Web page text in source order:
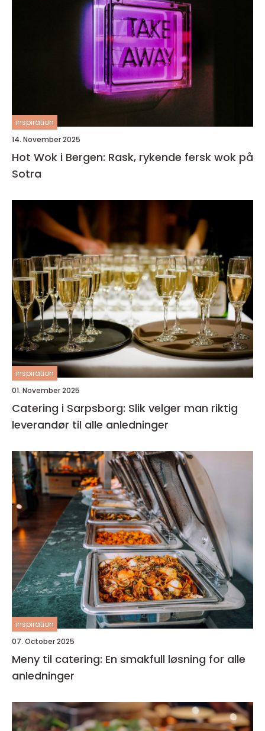
inspiration
14. November 2025
Hot Wok i Bergen: Rask, rykende fersk wok på
Sotra
inspiration
01. November 2025
Catering i Sarpsborg: Slik velger man riktig
leverandør til alle anledninger
inspiration
07. October 2025
Meny til catering: En smakfull løsning for alle
anledninger